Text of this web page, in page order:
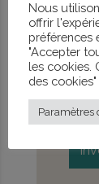
Free
Nous
offrir
préférences
"Accepter
les cookies.
des
Paramètres